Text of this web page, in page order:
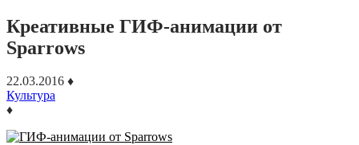
Креативные ГИФ-анимации от
Sparrows
22.03.2016 ♦
Культура
♦